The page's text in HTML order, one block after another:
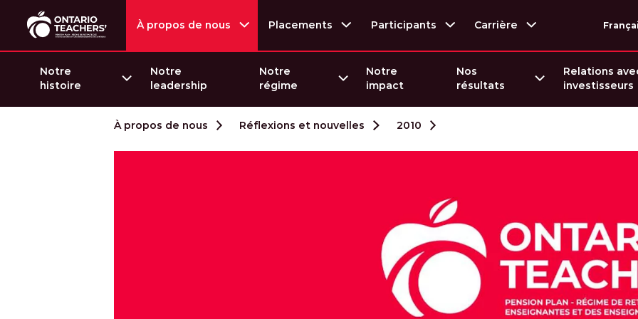
À propos de nous Placements Participants Carrière
Notre
histoire
Notre
leadership
Notre
régime
Notre
impact
Nos
résultats
Relations
investisseurs
À propos de nous Réflexions et nouvelles 2010